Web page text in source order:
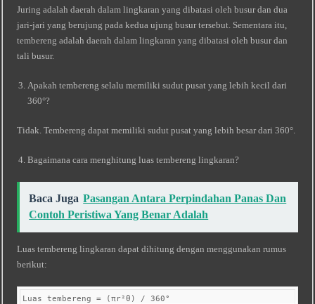
Juring adalah daerah dalam lingkaran yang dibatasi oleh busur dan dua
jari-jari yang berujung pada kedua ujung busur tersebut. Sementara itu,
tembereng adalah daerah dalam lingkaran yang dibatasi oleh busur dan
tali busur.
Apakah tembereng selalu memiliki sudut pusat yang lebih kecil dari
360°?
Tidak. Tembereng dapat memiliki sudut pusat yang lebih besar dari 360°.
Bagaimana cara menghitung luas tembereng lingkaran?
Baca Juga Pasangan Antara Perpindahan Panas Dan
Contoh Peristiwa Yang Benar Adalah
Luas tembereng lingkaran dapat dihitung dengan menggunakan rumus
berikut:
Luas tembereng = (πr²θ) / 360°